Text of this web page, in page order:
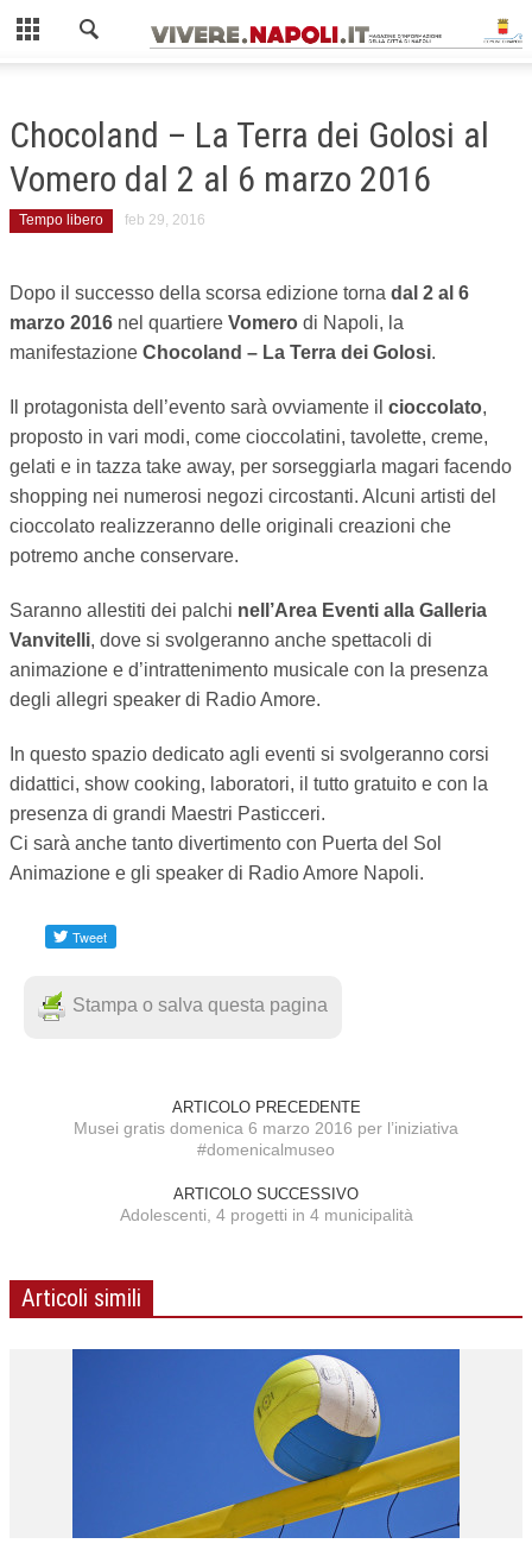
Chiudi
COME FARE LA RACCOLTA DIFFERENZIATA
ISOLE ECOLOGICHE
MOBILITÀ
GUIDA AI MEZZI PUBBLICI
ZTL NAPOLI
SCUOLA
SPORT
TEMPO LIBERO
CULTURA
PARI OPPORTUNITÀ
SALUTE
PSICOLOGIA
Chocoland – La Terra dei Golosi al
Vomero dal 2 al 6 marzo 2016
Tempo libero feb 29, 2016
Dopo il successo della scorsa edizione torna dal 2 al 6
marzo 2016 nel quartiere Vomero di Napoli, la
manifestazione Chocoland – La Terra dei Golosi.
Il protagonista dell’evento sarà ovviamente il cioccolato,
proposto in vari modi, come cioccolatini, tavolette, creme,
gelati e in tazza take away, per sorseggiarla magari facendo
shopping nei numerosi negozi circostanti. Alcuni artisti del
cioccolato realizzeranno delle originali creazioni che
potremo anche conservare.
Saranno allestiti dei palchi nell’Area Eventi alla Galleria
Vanvitelli, dove si svolgeranno anche spettacoli di
animazione e d’intrattenimento musicale con la presenza
degli allegri speaker di Radio Amore.
In questo spazio dedicato agli eventi si svolgeranno corsi
didattici, show cooking, laboratori, il tutto gratuito e con la
presenza di grandi Maestri Pasticceri.
Ci sarà anche tanto divertimento con Puerta del Sol
Animazione e gli speaker di Radio Amore Napoli.
Stampa o salva questa pagina
ARTICOLO PRECEDENTE
Musei gratis domenica 6 marzo 2016 per l’iniziativa
#domenicalmuseo
ARTICOLO SUCCESSIVO
Adolescenti, 4 progetti in 4 municipalità
Articoli simili